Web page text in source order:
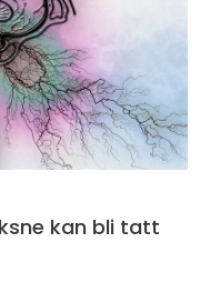
kan bli tatt